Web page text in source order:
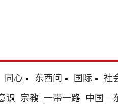
同心 东西问 国际
社
识 宗教 一带一路 中国—